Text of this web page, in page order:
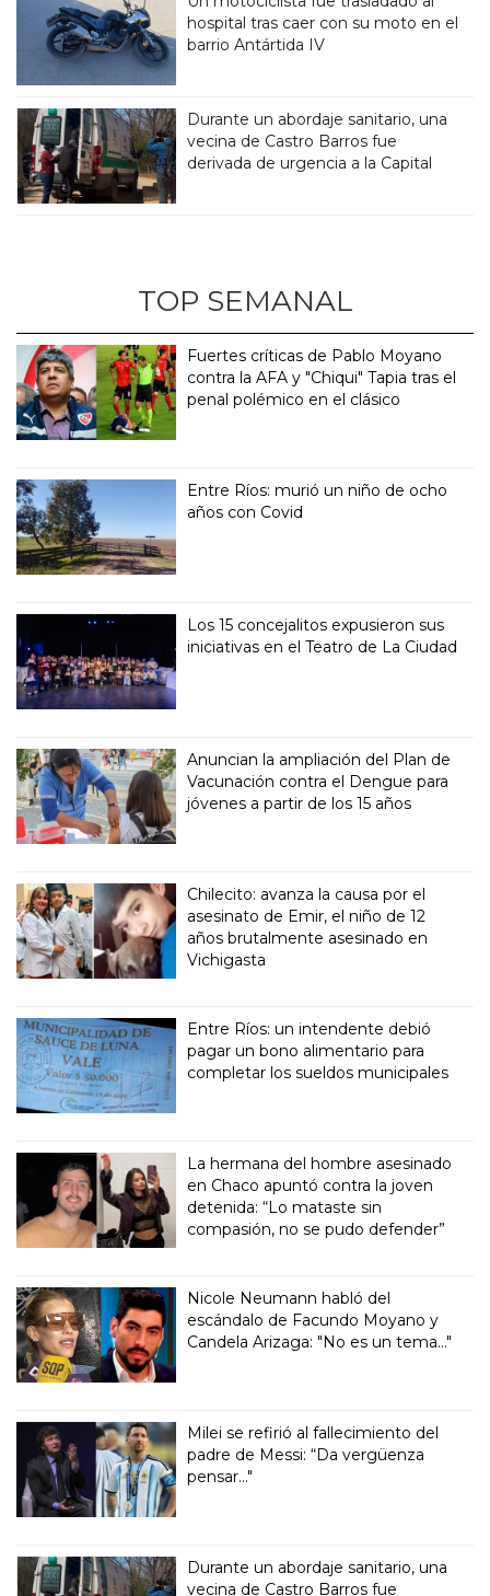
hospital tras caer con su moto en el
barrio Antártida IV
Durante un abordaje sanitario, una
vecina de Castro Barros fue
derivada de urgencia a la Capital
TOP SEMANAL
Fuertes críticas de Pablo Moyano
contra la AFA y "Chiqui" Tapia tras el
penal polémico en el clásico
Entre Ríos: murió un niño de ocho
años con Covid
Los 15 concejalitos expusieron sus
iniciativas en el Teatro de La Ciudad
Anuncian la ampliación del Plan de
Vacunación contra el Dengue para
jóvenes a partir de los 15 años
Chilecito: avanza la causa por el
asesinato de Emir, el niño de 12
años brutalmente asesinado en
Vichigasta
Entre Ríos: un intendente debió
pagar un bono alimentario para
completar los sueldos municipales
La hermana del hombre asesinado
en Chaco apuntó contra la joven
detenida: “Lo mataste sin
compasión, no se pudo defender”
Nicole Neumann habló del
escándalo de Facundo Moyano y
Candela Arizaga: "No es un tema..."
Milei se refirió al fallecimiento del
padre de Messi: “Da vergüenza
pensar..."
Durante un abordaje sanitario, una
vecina de Castro Barros fue